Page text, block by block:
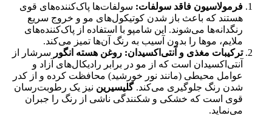
فرمولاسیون فاقد سولفات: سولفات‌ها پاک‌کننده‌های قوی
هستند که باعث باز شدن کوتیکول‌های مو و خروج سریع
رنگدانه‌ها می‌شوند. این شامپو با استفاده از پاک‌کننده‌های
ملایم، موها را بدون آسیب به رنگ آن‌ها تمیز می‌کند.
ترکیبات مغذی و آنتی‌اکسیدان: روغن هسته انگور سرشار از
آنتی‌اکسیدان است که از مو در برابر رادیکال‌های آزاد و
عوامل محیطی (مانند نور خورشید) محافظت کرده و از کدر
شدن رنگ جلوگیری می‌کند.گلیسیرین نیز یک رطوبت‌رسان
قوی است که خشکی و شکنندگی ناشی از رنگ را جبران
می‌نماید.